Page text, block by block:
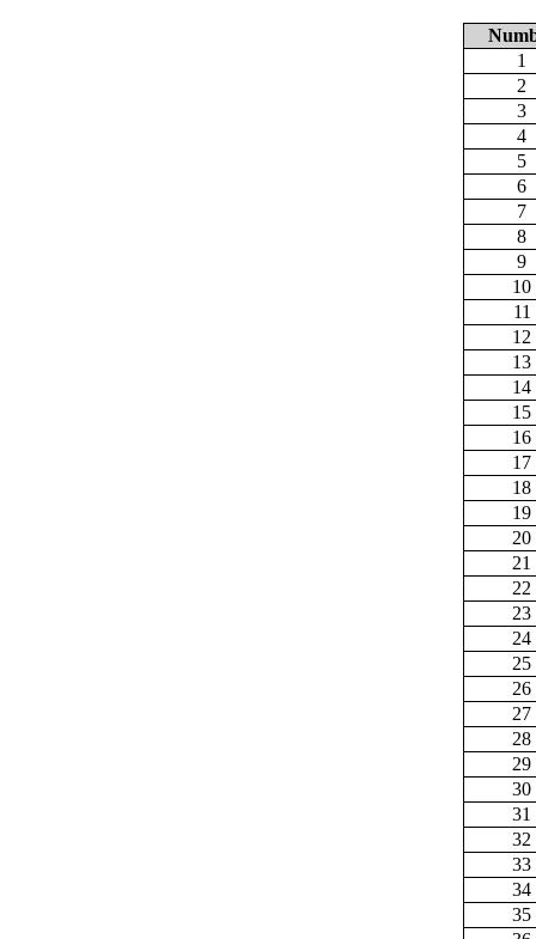
1
2
3
4
5
6
7
8
9
10
11
12
13
14
15
16
17
18
19
20
21
22
23
24
25
26
27
28
29
30
31
32
33
34
35